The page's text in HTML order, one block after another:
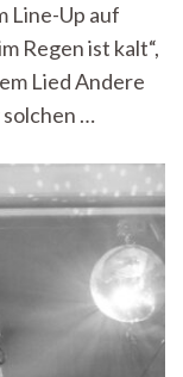
Line-Up auf
Regen ist kalt“,
Lied Andere
solchen …